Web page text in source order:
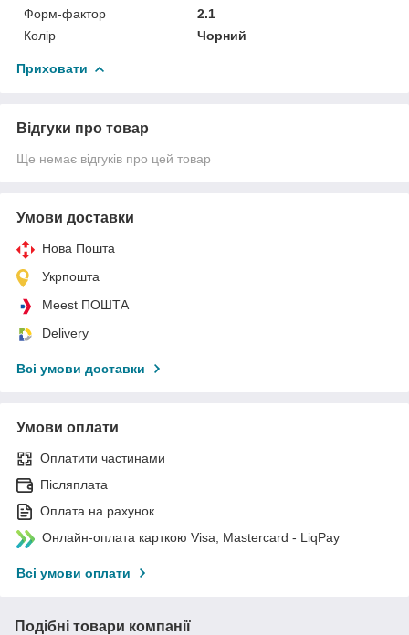
Форм-фактор
2.1
Колір
Чорний
Приховати
Відгуки про товар
Ще немає відгуків про цей товар
Умови доставки
Нова Пошта
Укрпошта
Meest ПОШТА
Delivery
Всі умови доставки
Умови оплати
Оплатити частинами
Післяплата
Оплата на рахунок
Онлайн-оплата карткою Visa, Mastercard - LiqPay
Всі умови оплати
Подібні товари компанії